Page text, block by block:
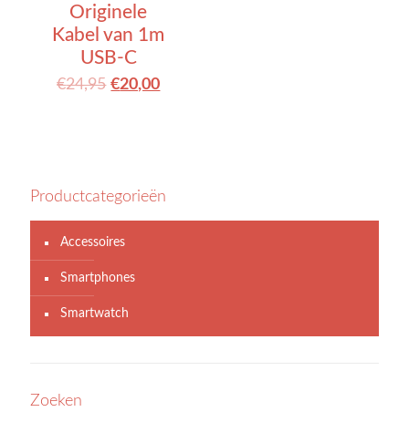
Originele
Kabel van 1m
USB-C
€24,95 €20,00
Productcategorieën
Accessoires
Smartphones
Smartwatch
Zoeken